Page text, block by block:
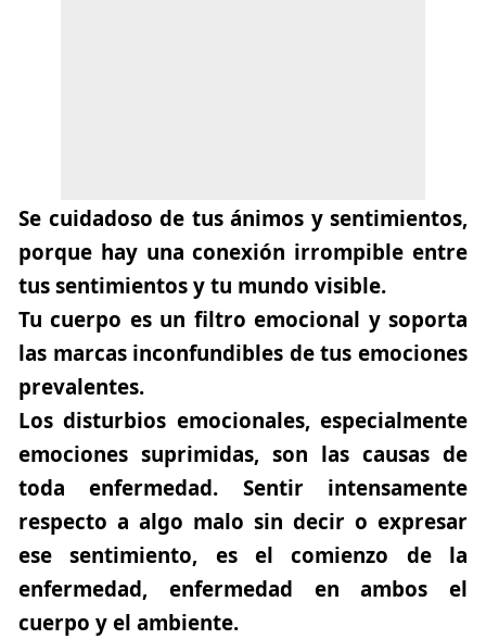
Se cuidadoso de tus ánimos y sentimientos,
porque hay una conexión irrompible entre
tus sentimientos y tu mundo visible.
Tu cuerpo es un filtro emocional y soporta
las marcas inconfundibles de tus emociones
prevalentes.
Los disturbios emocionales, especialmente
emociones suprimidas, son las causas de
toda enfermedad. Sentir intensamente
respecto a algo malo sin decir o expresar
ese sentimiento, es el comienzo de la
enfermedad, enfermedad en ambos el
cuerpo y el ambiente.